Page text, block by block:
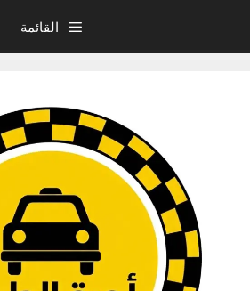
المحتوى
القائمة